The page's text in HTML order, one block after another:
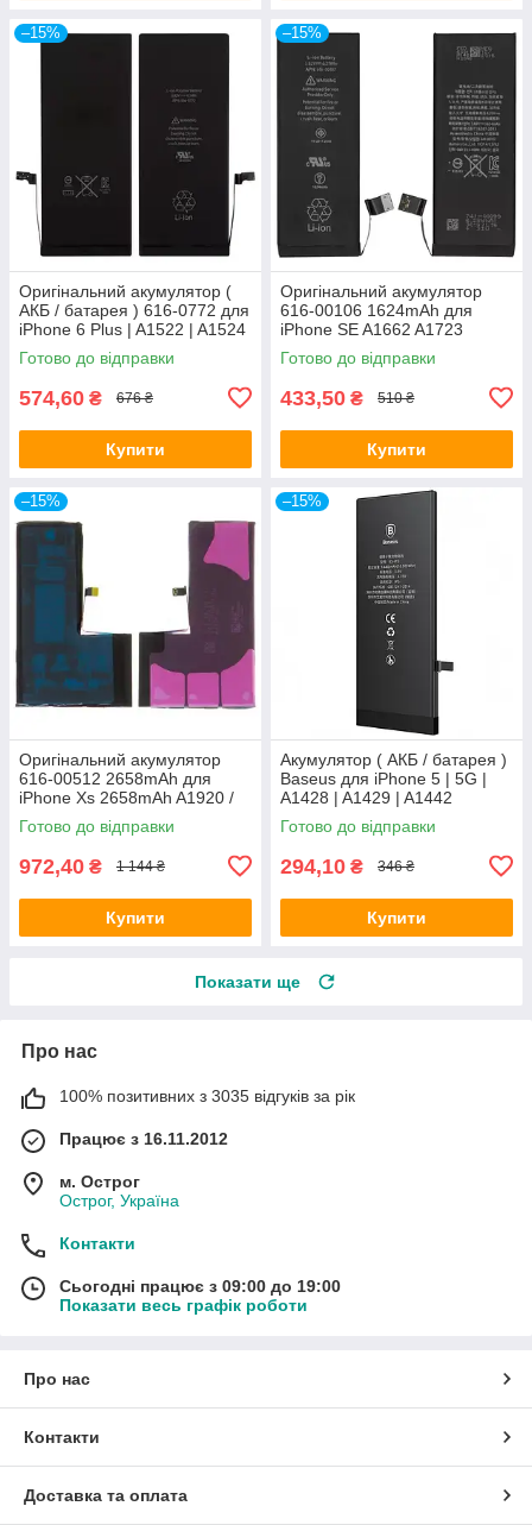
–15%
Оригінальний акумулятор (
АКБ / батарея ) 616-0772 для
iPhone 6 Plus | A1522 | A1524
2915mAh
Готово до відправки
574,60 ₴ 676 ₴
Купити
–15%
Оригінальний акумулятор
616-00106 1624mAh для
iPhone SE A1662 A1723
A1724 original IC
Готово до відправки
433,50 ₴ 510 ₴
Купити
–15%
Оригінальний акумулятор
616-00512 2658mAh для
iPhone Xs 2658mAh A1920 /
A2097 / A2098 / A2100 original
IC
Готово до відправки
972,40 ₴ 1 144 ₴
Купити
–15%
Акумулятор ( АКБ / батарея )
Baseus для iPhone 5 | 5G |
A1428 | A1429 | A1442
1440mAh
Готово до відправки
294,10 ₴ 346 ₴
Купити
Показати ще
Про нас
100% позитивних з 3035 відгуків за рік
Працює з 16.11.2012
м. Острог
Острог, Україна
Контакти
Сьогодні працює з 09:00 до 19:00
Показати весь графік роботи
Про нас
Контакти
Доставка та оплата